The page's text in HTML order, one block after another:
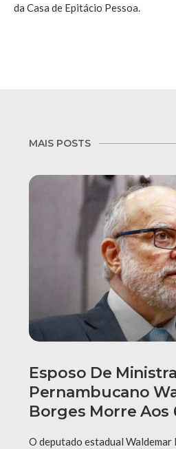
da Casa de Epitácio Pessoa.
MAIS POSTS
Esposo De
Pernambucano
Borges Morre Aos
O deputado estadual